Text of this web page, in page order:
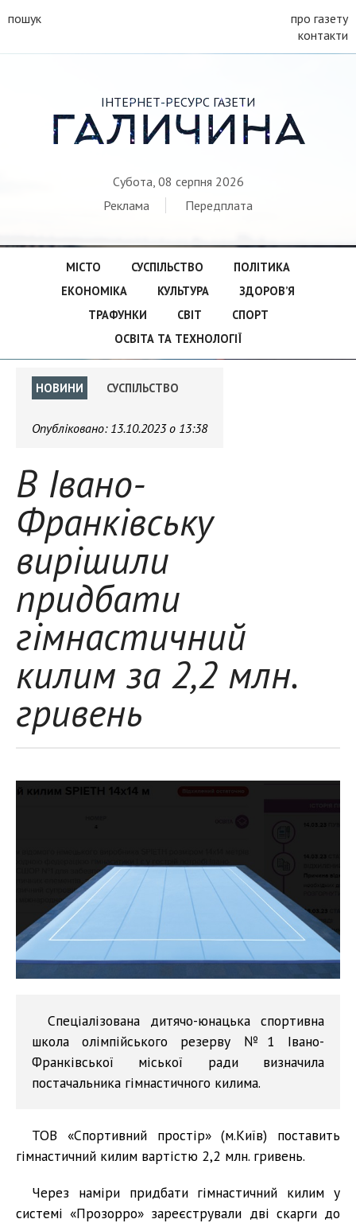
пошук
про газету
контакти
ІНТЕРНЕТ-РЕСУРС ГАЗЕТИ
ГАЛИЧИНА
Субота, 08 серпня 2026
Реклама
Передплата
МІСТО СУСПІЛЬСТВО
ПОЛІТИКА
ЕКОНОМІКА
КУЛЬТУРА
ЗДОРОВ’Я
ТРАФУНКИ
СВІТ
СПОРТ
ОСВІТА ТА ТЕХНОЛОГІЇ
НОВИНИ СУСПІЛЬСТВО
Опубліковано: 13.10.2023 о 13:38
В Івано-
Франківську
вирішили
придбати
гімнастичний
килим за 2,2 млн.
гривень
Спеціалізована дитячо-юнацька спортивна
школа олімпійського резерву №1 Івано-
Франківської міської ради визначила
постачальника гімнастичного килима.
ТОВ «Спортивний простір» (м.Київ) поставить
гімнастичний килим вартістю 2,2 млн. гривень.
Через наміри придбати гімнастичний килим у
системі «Прозорро» зареєстрували дві скарги до